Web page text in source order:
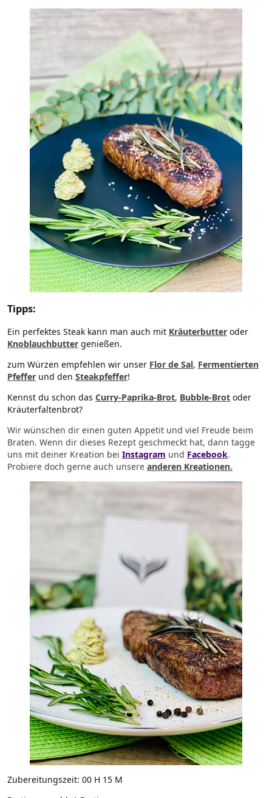
Tipps:
Ein perfektes Steak kann man auch mit Kräuterbutter oder
Knoblauchbutter genießen.
zum Würzen empfehlen wir unser Flor de Sal, Fermentierten
Pfeffer und den Steakpfeffer!
Kennst du schon das Curry-Paprika-Brot, Bubble-Brot oder
Kräuterfaltenbrot?
Wir wünschen dir einen guten Appetit und viel Freude beim
Braten. Wenn dir dieses Rezept geschmeckt hat, dann tagge
uns mit deiner Kreation bei Instagram und Facebook.
Probiere doch gerne auch unsere anderen Kreationen.
Zubereitungszeit: 00 H 15 M